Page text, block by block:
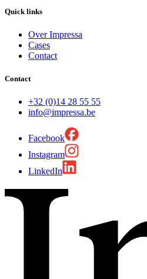
Quick links
Over Impressa
Cases
Contact
Contact
+32 (0)14 28 55 55
info@impressa.be
Facebook
Instagram
LinkedIn
Nieuwsbrief